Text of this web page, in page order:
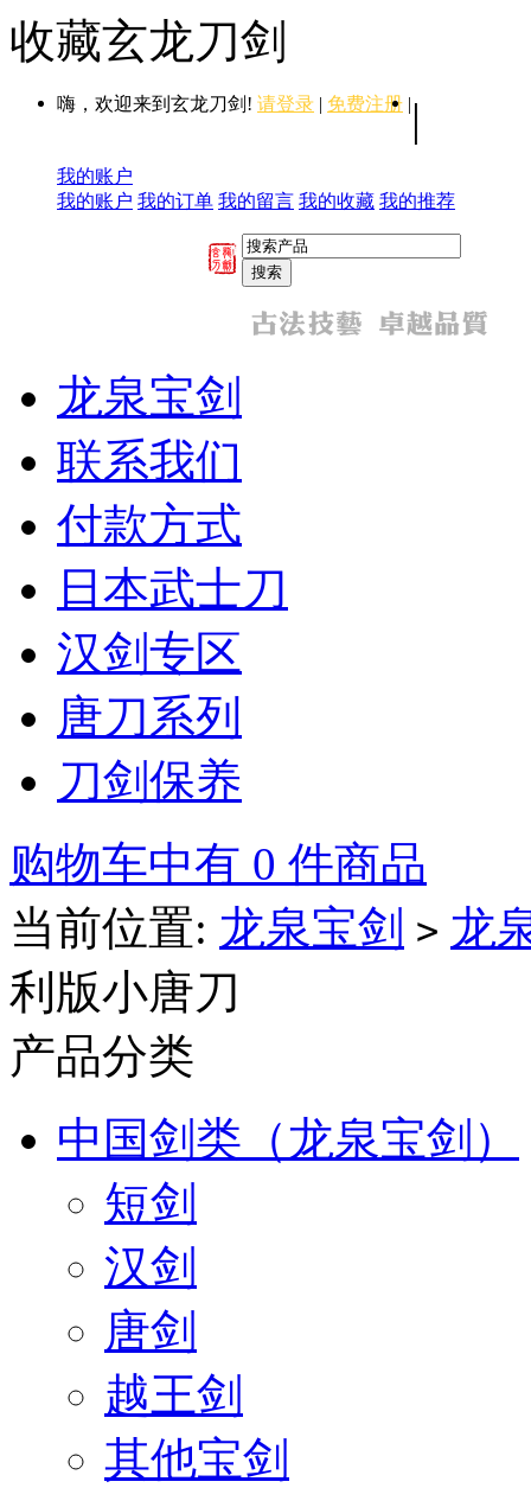
收藏玄龙刀剑
嗨，欢迎来到玄龙刀剑! 请登录 | 免费注册 | |
我的账户
我的账户 我的订单 我的留言 我的收藏 我的推荐
龙泉宝剑
联系我们
付款方式
日本武士刀
汉剑专区
唐刀系列
刀剑保养
购物车中有 0 件商品
当前位置: 龙泉宝剑 > 龙
利版小唐刀
产品分类
中国剑类（龙泉宝剑）
短剑
汉剑
唐剑
越王剑
其他宝剑